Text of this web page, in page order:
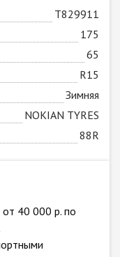
T829911
175
65
R15
Зимняя
NOKIAN TYRES
88R
от 40 000 р. по